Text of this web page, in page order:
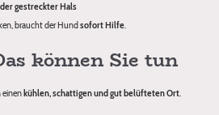
gestreckter Hals
braucht der Hund sofort Hilfe.
können Sie tun
einen kühlen, schattigen und gut belüfteten Ort.